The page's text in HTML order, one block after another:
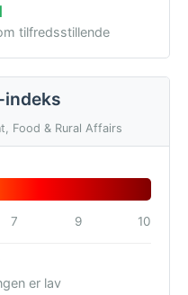
tilfredsstillende
indeks
Food & Rural Affairs
7 9 10
er lav